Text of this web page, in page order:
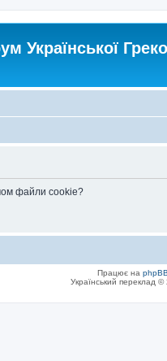
Української
файли cookie?
Працює на phpBB
Український переклад